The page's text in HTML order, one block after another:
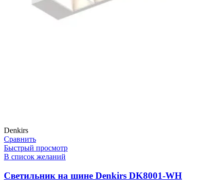
Denkirs
Сравнить
Быстрый просмотр
В список желаний
Светильник на шине Denkirs DK8001-WH